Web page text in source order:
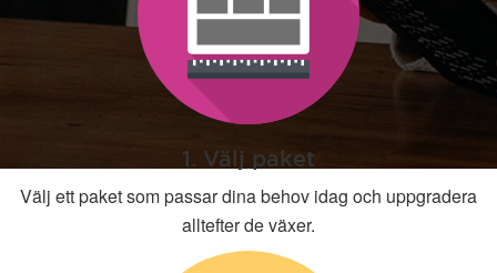
1. Välj paket
Välj ett paket som passar dina behov idag och uppgradera
alltefter de växer.